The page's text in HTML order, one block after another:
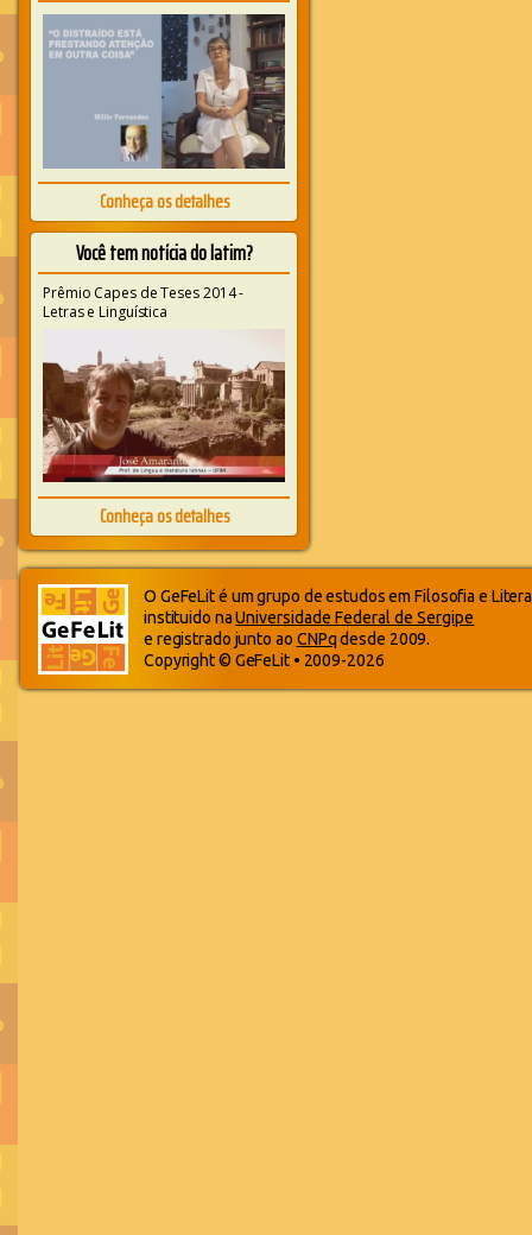
Conheça os detalhes
Você tem notícia do latim?
Prêmio Capes de Teses 2014 -
Letras e Linguística
Conheça os detalhes
O GeFeLit é um grupo de estudos em Filosofia e
instituido naUniversidade Federal de Sergipe
e registrado junto ao CNPqdesde 2009.
Copyright © GeFeLit • 2009-2026